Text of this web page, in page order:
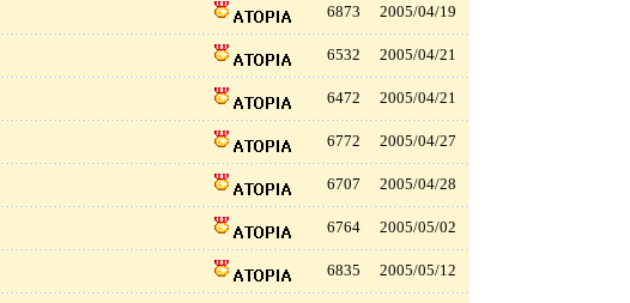
6873 2005/04/19
6532 2005/04/21
6472 2005/04/21
6772 2005/04/27
6707 2005/04/28
6764 2005/05/02
6835 2005/05/12